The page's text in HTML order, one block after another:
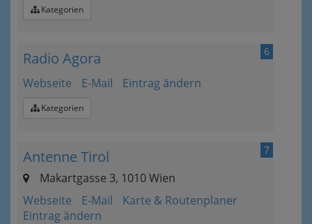
Kategorien
6
Radio Agora
Webseite E-Mail Eintrag ändern
Kategorien
7
Antenne Tirol
Makartgasse 3, 1010 Wien
Webseite
E-Mail
Karte & Routenplaner
Eintrag ändern